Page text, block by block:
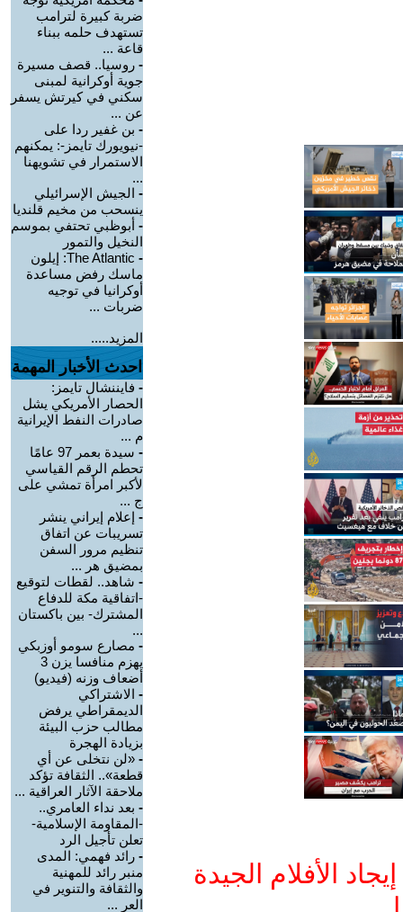
الأفلام الجيدة
ضربة كبيرة لترامب
تستهدف حلمه ببناء
قاعة ...
- روسيا.. قصف مسيرة
جوية أوكرانية لمبنى
سكني في كيرتش يسفر
عن ...
- بن غفير ردا على
-نيويورك تايمز-: يمكنهم
الاستمرار في تشويهنا
...
- الجيش الإسرائيلي
ينسحب من مخيم قلنديا
- أبوظبي تحتفي بموسم
النخيل والتمور
-
The Atlantic: إيلون
ماسك رفض مساعدة
أوكرانيا في توجيه
ضربات ...
المزيد.....
احدث الأخبار المهمة
- فايننشال تايمز:
الحصار الأمريكي يشل
صادرات النفط الإيرانية
م ...
-
سيدة بعمر 97 عامًا
تحطم الرقم القياسي
لأكبر امرأة تمشي على
ج ...
- إعلام إيراني ينشر
تسريبات عن اتفاق
تنظيم مرور السفن
بمضيق هر ...
- شاهد.. لقطات لتوقيع
-اتفاقية مكة للدفاع
المشترك- بين باكستان
...
- مصارع سومو أوزبكي
يهزم منافسا يزن 3
أضعاف وزنه (فيديو)
- الاشتراكي
الديمقراطي يرفض
مطالب حزب البيئة
بزيادة الهجرة
- «لن نتخلى عن أي
قطعة».. الثقافة تؤكد
ملاحقة الآثار العراقية ...
- بعد نداء العامري..
-المقاومة الإسلامية-
تعلن تأجيل الرد
- رائد فهمي: المدى
منبر رائد للمهنية
والثقافة والتنوير في
العر ...